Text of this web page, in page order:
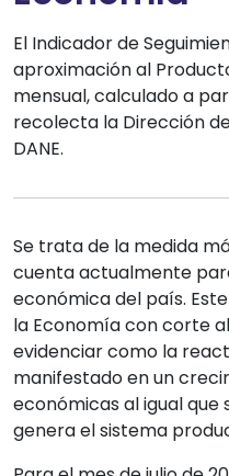
El Indicador de
aproximación al
mensual, calculado a
recolecta la Dirección
DANE.
Se trata de la medida
cuenta actualmente
económica del país.
la Economía con corte
evidenciar como la
manifestado en un
económicas al igual
genera el sistema